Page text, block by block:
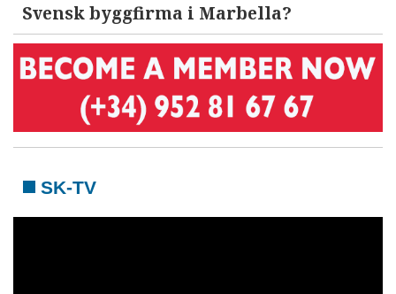
Svensk byggfirma i Marbella?
SK-TV